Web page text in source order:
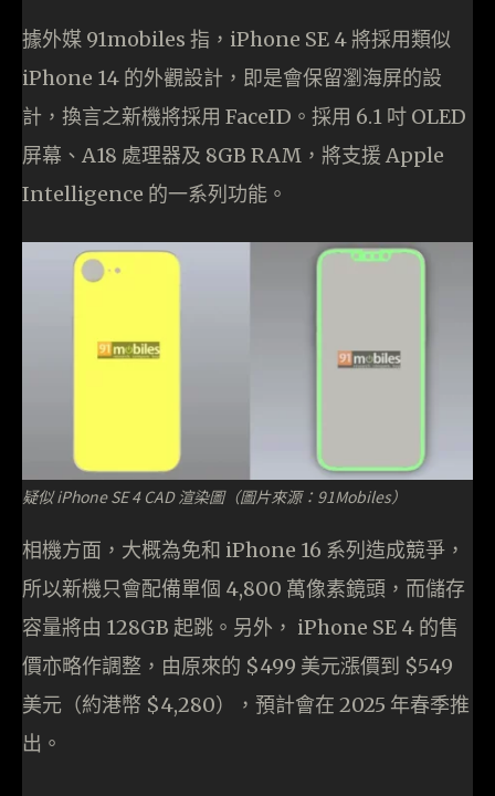
據外媒 91mobiles 指，iPhone SE 4 將採用類似
iPhone 14 的外觀設計，即是會保留瀏海屏的設
計，換言之新機將採用 FaceID。採用 6.1 吋 OLED
屏幕、A18 處理器及 8GB RAM，將支援 Apple
Intelligence 的一系列功能。
疑似 iPhone SE 4 CAD 渲染圖（圖片來源：91Mobiles）
相機方面，大概為免和 iPhone 16 系列造成競爭，
所以新機只會配備單個 4,800 萬像素鏡頭，而儲存
容量將由 128GB 起跳。另外， iPhone SE 4 的售
價亦略作調整，由原來的 $499 美元漲價到 $549
美元（約港幣 $4,280），預計會在 2025 年春季推
出。